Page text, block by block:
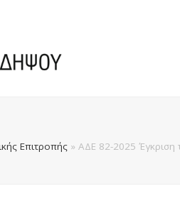
Επιτροπής » ΑΔΕ 82-2025 Έγκριση